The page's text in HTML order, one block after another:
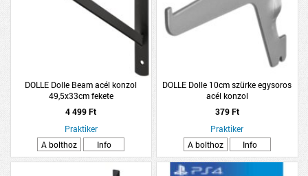
DOLLE Dolle Beam acél konzol
49,5x33cm fekete
4 499 Ft
Praktiker
A bolthoz
Info
DOLLE Dolle 10cm szürke egysoros
acél konzol
379 Ft
Praktiker
A bolthoz
Info